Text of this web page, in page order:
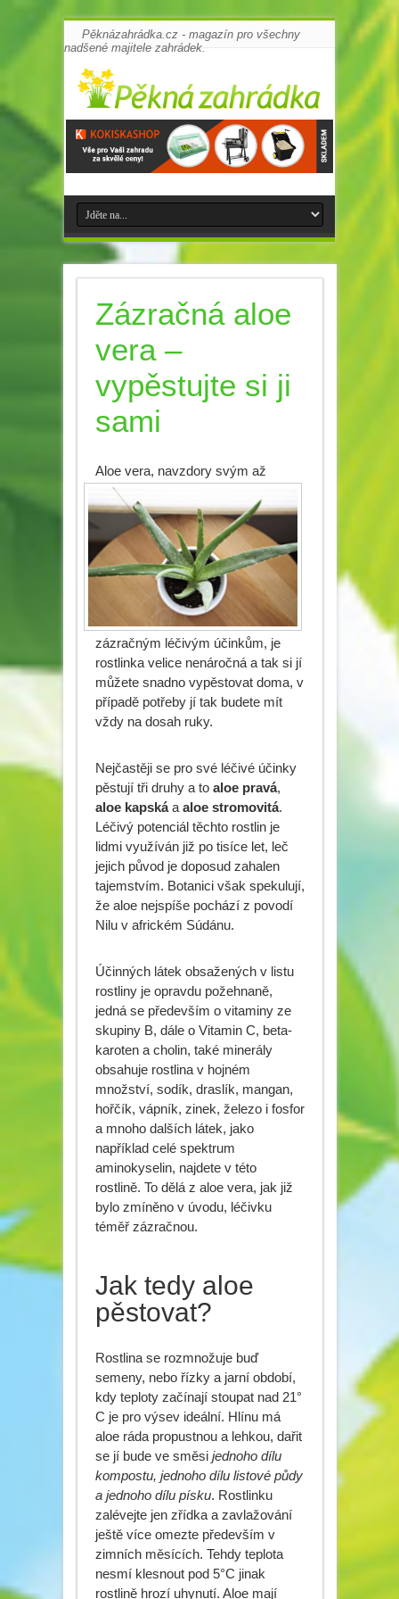
Pěknázahrádka.cz - magazín pro všechny
nadšené majitele zahrádek.
Zázračná aloe
vera –
vypěstujte si ji
sami
Aloe vera, navzdory svým až
zázračným léčivým účinkům, je
rostlinka velice nenáročná a tak si jí
můžete snadno vypěstovat doma, v
případě potřeby jí tak budete mít
vždy na dosah ruky.
Nejčastěji se pro své léčivé účinky
pěstují tři druhy a to aloe pravá,
aloe kapskáa aloe stromovitá.
Léčivý potenciál těchto rostlin je
lidmi využíván již po tisíce let, leč
jejich původ je doposud zahalen
tajemstvím. Botanici však spekulují,
že aloe nejspíše pochází z povodí
Nilu v africkém Súdánu.
Účinných látek obsažených v listu
rostliny je opravdu požehnaně,
jedná se především o vitaminy ze
skupiny B, dále o Vitamin C, beta-
karoten a cholin, také minerály
obsahuje rostlina v hojném
množství, sodík, draslík, mangan,
hořčík, vápník, zinek, železo i fosfor
a mnoho dalších látek, jako
například celé spektrum
aminokyselin, najdete v této
rostlině. To dělá z aloe vera, jak již
bylo zmíněno v úvodu, léčivku
téměř zázračnou.
Jak tedy aloe
pěstovat?
Rostlina se rozmnožuje buď
semeny, nebo řízky a jarní období,
kdy teploty začínají stoupat nad 21°
C je pro výsev ideální. Hlínu má
aloe ráda propustnou a lehkou, dařit
se jí bude ve směsi jednoho dílu
kompostu, jednoho dílu listové půdy
a jednoho dílu písku. Rostlinku
zalévejte jen zřídka a zavlažování
ještě více omezte především v
zimních měsících. Tehdy teplota
nesmí klesnout pod 5°C jinak
rostlině hrozí uhynutí. Aloe mají